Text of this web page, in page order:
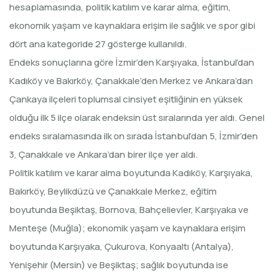
hesaplamasında, politik katılım ve karar alma, eğitim,
ekonomik yaşam ve kaynaklara erişim ile sağlık ve spor gibi
dört ana kategoride 27 gösterge kullanıldı.
Endeks sonuçlarına göre İzmir’den Karşıyaka, İstanbul’dan
Kadıköy ve Bakırköy, Çanakkale’den Merkez ve Ankara’dan
Çankaya ilçeleri toplumsal cinsiyet eşitliğinin en yüksek
olduğu ilk 5 ilçe olarak endeksin üst sıralarında yer aldı. Genel
endeks sıralamasında ilk on sırada İstanbul’dan 5, İzmir’den
3, Çanakkale ve Ankara’dan birer ilçe yer aldı.
Politik katılım ve karar alma boyutunda Kadıköy, Karşıyaka,
Bakırköy, Beylikdüzü ve Çanakkale Merkez, eğitim
boyutunda Beşiktaş, Bornova, Bahçelievler, Karşıyaka ve
Menteşe (Muğla); ekonomik yaşam ve kaynaklara erişim
boyutunda Karşıyaka, Çukurova, Konyaaltı (Antalya),
Yenişehir (Mersin) ve Beşiktaş; sağlık boyutunda ise